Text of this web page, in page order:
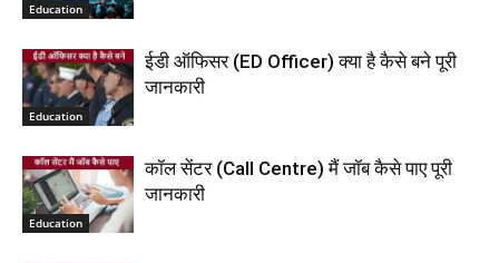
Education
Education
ईडी ऑफिसर (ED Officer) क्या है कैसे बने पूरी
जानकारी
Education
कॉल सेंटर (Call Centre) मैं जॉब कैसे पाए पूरी
जानकारी